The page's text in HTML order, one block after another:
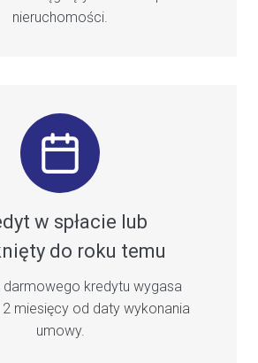
nieruchomości.
w spłacie lub
do roku temu
darmowego kredytu wygasa
miesięcy od daty wykonania
umowy.